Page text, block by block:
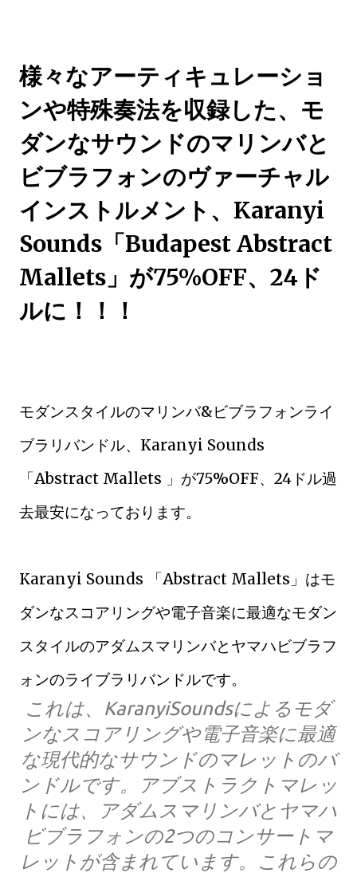
様々なアーティキュレーショ
ンや特殊奏法を収録した、モ
ダンなサウンドのマリンバと
ビブラフォンのヴァーチャル
インストルメント、Karanyi
Sounds「Budapest Abstract
Mallets」が75%OFF、24ド
ルに！！！
モダンスタイルのマリンバ&ビブラフォンライ
ブラリバンドル、Karanyi Sounds
「Abstract Mallets 」が75%OFF、24ドル過
去最安になっております。
Karanyi Sounds 「Abstract Mallets」はモ
ダンなスコアリングや電子音楽に最適なモダン
スタイルのアダムスマリンバとヤマハビブラフ
ォンのライブラリバンドルです。
これは、KaranyiSoundsによるモダ
ンなスコアリングや電子音楽に最適
な現代的なサウンドのマレットのバ
ンドルです。アブストラクトマレッ
トには、アダムスマリンバとヤマハ
ビブラフォンの2つのコンサートマ
レットが含まれています。これらの